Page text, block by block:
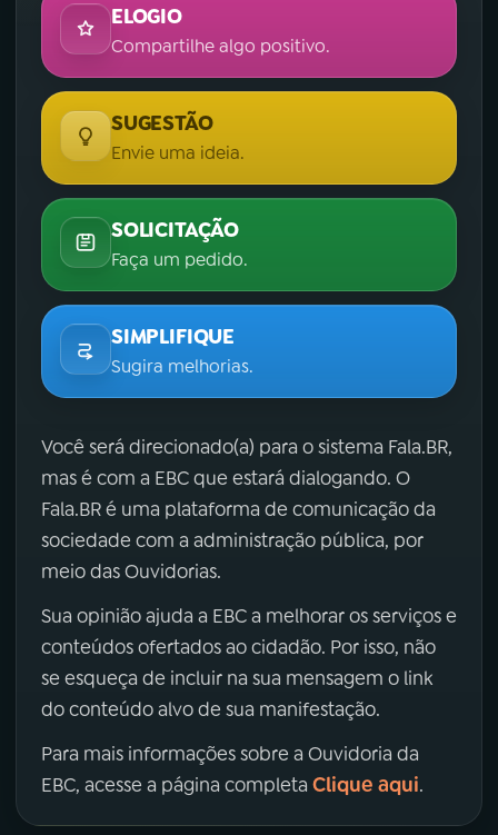
ELOGIO
Compartilhe algo positivo.
SUGESTÃO
Envie uma ideia.
SOLICITAÇÃO
Faça um pedido.
SIMPLIFIQUE
Sugira melhorias.
Você será direcionado(a) para o sistema Fala.BR,
mas é com a EBC que estará dialogando. O
Fala.BR é uma plataforma de comunicação da
sociedade com a administração pública, por
meio das Ouvidorias.
Sua opinião ajuda a EBC a melhorar os serviços e
conteúdos ofertados ao cidadão. Por isso, não
se esqueça de incluir na sua mensagem o link
do conteúdo alvo de sua manifestação.
Para mais informações sobre a Ouvidoria da
EBC, acesse a página completa Clique aqui.